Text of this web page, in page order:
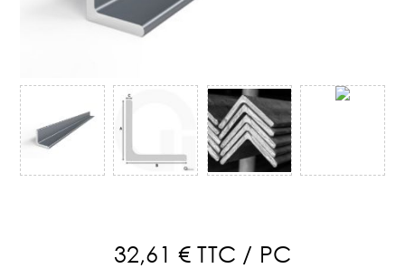
32,61 € TTC / PC